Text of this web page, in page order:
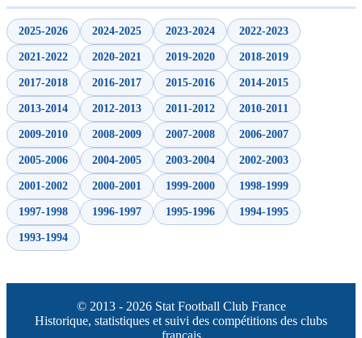
2025-2026 2024-2025 2023-2024 2022-2023
2021-2022 2020-2021 2019-2020 2018-2019
2017-2018 2016-2017 2015-2016 2014-2015
2013-2014 2012-2013 2011-2012 2010-2011
2009-2010 2008-2009 2007-2008 2006-2007
2005-2006 2004-2005 2003-2004 2002-2003
2001-2002 2000-2001 1999-2000 1998-1999
1997-1998 1996-1997 1995-1996 1994-1995
1993-1994
© 2013 - 2026 Stat Football Club France
Historique, statistiques et suivi des compétitions des clubs
français